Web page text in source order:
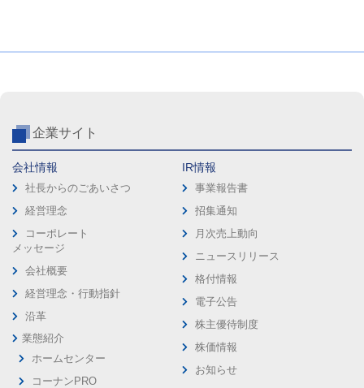
企業サイト
会社情報
社長からのごあいさつ
経営理念
コーポレート
メッセージ
会社概要
経営理念・行動指針
沿革
業態紹介
ホームセンター
コーナンPRO
IR情報
事業報告書
招集通知
月次売上動向
ニュースリリース
格付情報
電子公告
株主優待制度
株価情報
お知らせ